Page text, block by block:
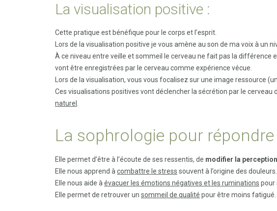
La visualisation positive :
Cette pratique est bénéfique pour le corps et l’esprit.
Lors de la visualisation positive je vous amène au son de ma voix à un
À ce niveau entre veille et sommeil le cerveau ne fait pas la différence
vont être enregistrées par le cerveau comme expérience vécue.
Lors de la visualisation, vous vous focalisez sur une image ressource
Ces visualisations positives vont déclencher la sécrétion par le cerveau
naturel
La sophrologie pour
Elle permet d’être à l’écoute de ses ressentis, de modifier la
Elle nous apprend à combattre le stress souvent à l’origine des douleurs.
Elle nous aide à évacuer les émotions négatives et les ruminations pour
Elle permet de retrouver un sommeil de qualité pour être moins fatigué.